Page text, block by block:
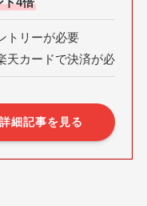
トリーが必要
天カードで決済が必要
詳細記事を見る